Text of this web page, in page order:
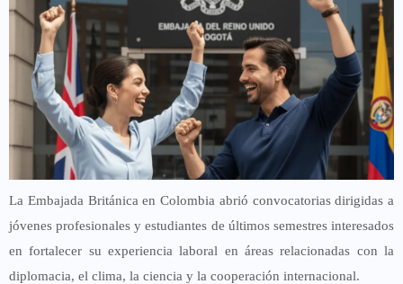
La Embajada Británica en Colombia abrió convocatorias dirigidas a
jóvenes profesionales y estudiantes de últimos semestres interesados
en fortalecer su experiencia laboral en áreas relacionadas con la
diplomacia, el clima, la ciencia y la cooperación internacional.